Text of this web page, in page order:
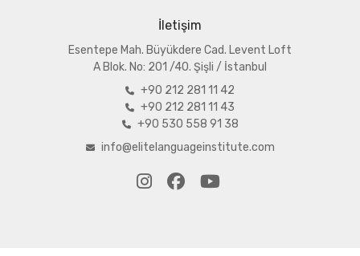
İletişim
Esentepe Mah. Büyükdere Cad. Levent Loft
A Blok. No: 201 /40. Şişli / İstanbul
+90 212 281 11 42
+90 212 281 11 43
+90 530 558 91 38
info@elitelanguageinstitute.com